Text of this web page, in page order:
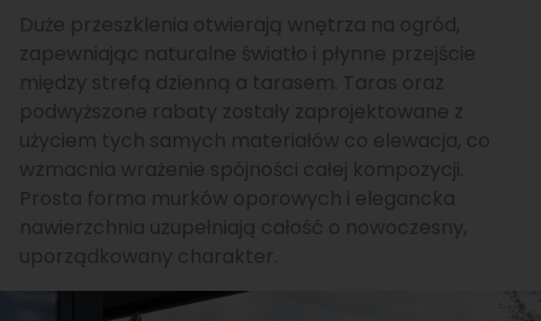
Duże przeszklenia otwierają wnętrza na ogród,
zapewniając naturalne światło i płynne przejście
między strefą dzienną a tarasem. Taras oraz
podwyższone rabaty zostały zaprojektowane z
użyciem tych samych materiałów co elewacja, co
wzmacnia wrażenie spójności całej kompozycji.
Prosta forma murków oporowych i elegancka
nawierzchnia uzupełniają całość o nowoczesny,
uporządkowany charakter.